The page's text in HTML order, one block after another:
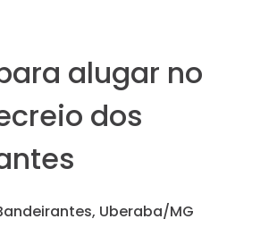
alugar no
dos
Uberaba/MG